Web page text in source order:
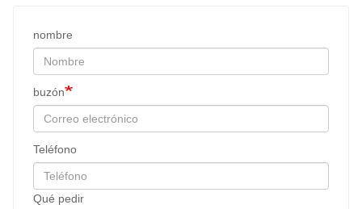
nombre
buzón
Teléfono
Qué pedir